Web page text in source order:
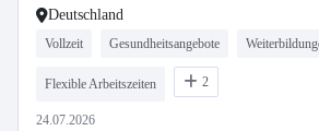
Deutschland
Vollzeit Gesundheitsangebote
Flexible Arbeitszeiten 2
24.07.2026